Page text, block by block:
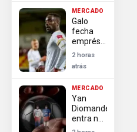
no
mercado
MERCADO
Galo
fecha
empréstimo
de
volante
colombiano
passagem
por Copa
do
Mundo
2 horas
atrás
MERCADO
Yan
Diomande
entra no
top 10 de